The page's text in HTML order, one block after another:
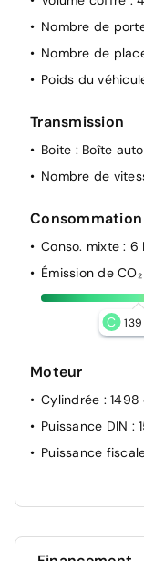
Nombre de
Nombre de
Poids du
Transmission
Boite : Boîte
Nombre de
Consommation
Conso. mixte: 6
Émission de
C
Moteur
Cylindrée : 1498
Puissance DIN :
Puissance